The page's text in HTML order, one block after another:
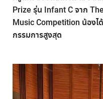
Prize รุ่น Infant C จาก
Music Competition น้องไ
กรรมการสูงสุด